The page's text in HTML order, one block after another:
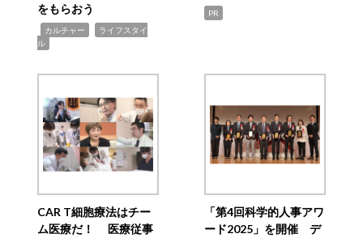
をもらおう
カルチャー
ライフスタイ
ル
PR
CAR T細胞療法はチー
ム医療だ！ 医療従事
「第4回科学的人事アワ
ード2025」を開催 デ